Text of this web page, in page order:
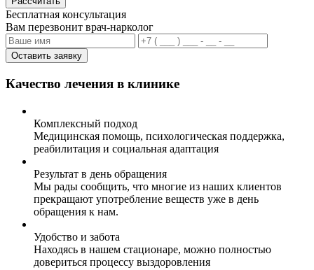
Бесплатная консультация
Вам перезвонит врач-нарколог
Оставить заявку
Качество лечения в клинике
Комплексный подход
Медицинская помощь, психологическая поддержка,
реабилитация и социальная адаптация
Результат в день обращения
Мы рады сообщить, что многие из наших клиентов
прекращают употребление веществ уже в день
обращения к нам.
Удобство и забота
Находясь в нашем стационаре, можно полностью
довериться процессу выздоровления